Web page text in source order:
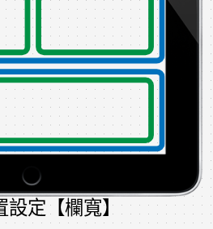
定【欄寬】